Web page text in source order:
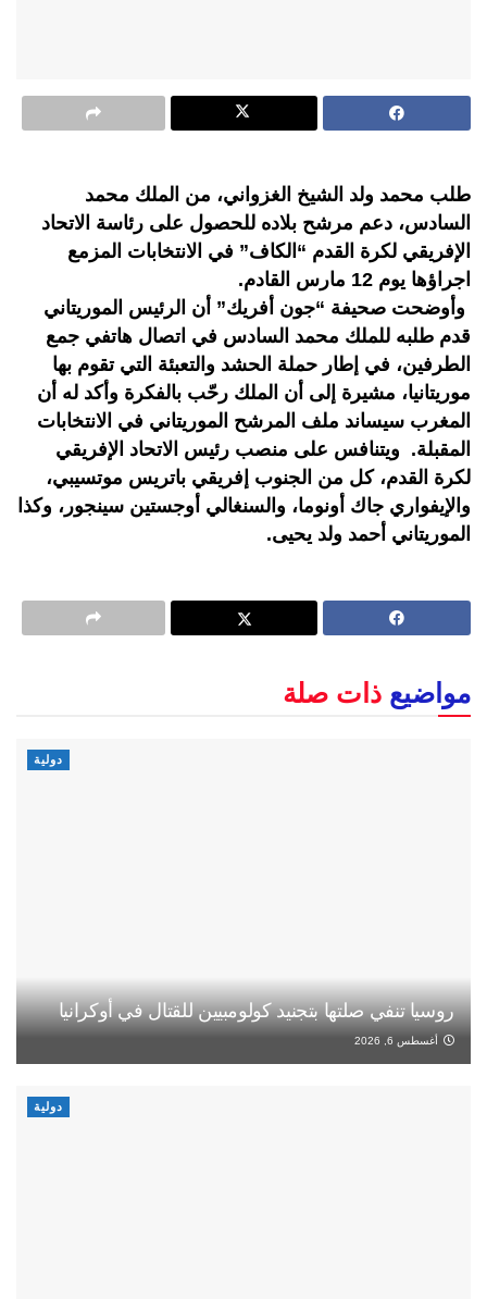
طلب محمد ولد الشيخ الغزواني، من الملك محمد
السادس، دعم مرشح بلاده للحصول على رئاسة الاتحاد
الإفريقي لكرة القدم “الكاف” في الانتخابات المزمع
اجراؤها يوم 12 مارس القادم.
وأوضحت صحيفة “جون أفريك” أن الرئيس الموريتاني
قدم طلبه للملك محمد السادس في اتصال هاتفي جمع
الطرفين، في إطار حملة الحشد والتعبئة التي تقوم بها
موريتانيا، مشيرة إلى أن الملك رحّب بالفكرة وأكد له أن
المغرب سيساند ملف المرشح الموريتاني في الانتخابات
المقبلة. ويتنافس على منصب رئيس الاتحاد الإفريقي
لكرة القدم، كل من الجنوب إفريقي باتريس موتسيبي،
والإيفواري جاك أونوما، والسنغالي أوجستين سينجور، وكذا
الموريتاني أحمد ولد يحيى.
مواضيع ذات صلة
دولية
روسيا تنفي صلتها بتجنيد كولومبيين للقتال في أوكرانيا
أغسطس 6, 2026
دولية